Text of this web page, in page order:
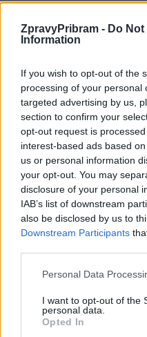
ZpravyPribram - Do
Information
If you wish to opt-out of the
processing of your personal
targeted advertising by us,
section to confirm your
opt-out request is
interest-based ads based
us or personal information
your opt-out. You may
disclosure of your personal
IAB’s list of downstream
also be disclosed by us to
Downstream Participants
Personal Data
I want to opt-out of the
personal data.
Opted In
Předchozí článek
se nic neděje, ale ono se děje
hodně, říká starosta Jan
Konvalinka
SOUVISEJÍCÍ ČLÁNKY
VÍCE OD AUTORA
Většina
výborné
Zpravodajství
Příbram
Přibudou i